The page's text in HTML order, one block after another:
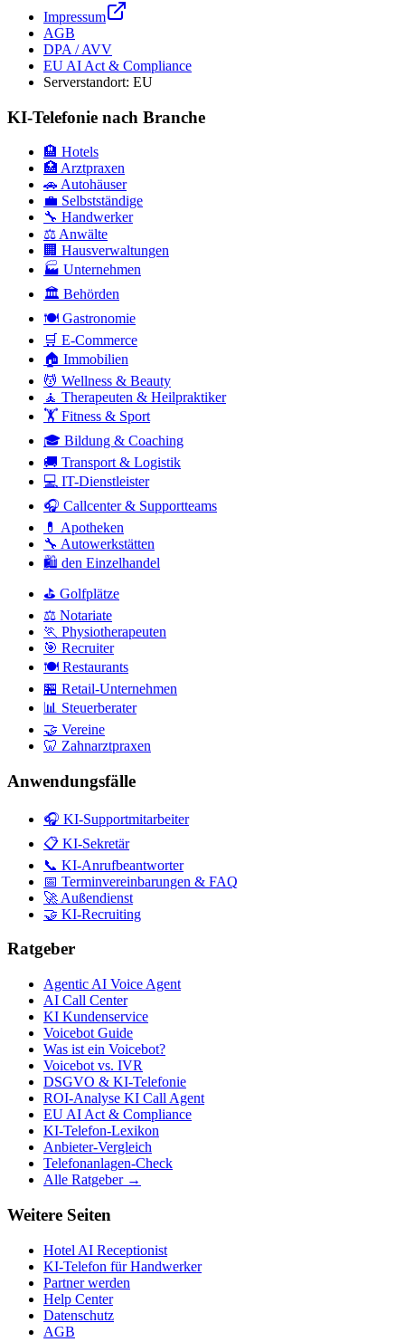
Impressum
AGB
DPA / AVV
EU AI Act & Compliance
Serverstandort: EU
KI-Telefonie nach Branche
🏨 Hotels
🏥 Arztpraxen
🚗 Autohäuser
💼 Selbstständige
🔧 Handwerker
⚖️ Anwälte
🏢 Hausverwaltungen
🏭 Unternehmen
🏛️ Behörden
🍽️ Gastronomie
🛒 E-Commerce
🏠 Immobilien
💆 Wellness & Beauty
🧘 Therapeuten & Heilpraktiker
🏋️ Fitness & Sport
🎓 Bildung & Coaching
🚚 Transport & Logistik
💻 IT-Dienstleister
🎧 Callcenter & Supportteams
💊 Apotheken
🔧 Autowerkstätten
🛍️ den Einzelhandel
⛳ Golfplätze
⚖️ Notariate
🏃 Physiotherapeuten
🎯 Recruiter
🍽️ Restaurants
🏪 Retail-Unternehmen
📊 Steuerberater
🤝 Vereine
🦷 Zahnarztpraxen
Anwendungsfälle
🎧 KI-Supportmitarbeiter
📋 KI-Sekretär
📞 KI-Anrufbeantworter
📅 Terminvereinbarungen & FAQ
🚀 Außendienst
🤝 KI-Recruiting
Ratgeber
Agentic AI Voice Agent
AI Call Center
KI Kundenservice
Voicebot Guide
Was ist ein Voicebot?
Voicebot vs. IVR
DSGVO & KI-Telefonie
ROI-Analyse KI Call Agent
EU AI Act & Compliance
KI-Telefon-Lexikon
Anbieter-Vergleich
Telefonanlagen-Check
Alle Ratgeber →
Weitere Seiten
Hotel AI Receptionist
KI-Telefon für Handwerker
Partner werden
Help Center
Datenschutz
AGB